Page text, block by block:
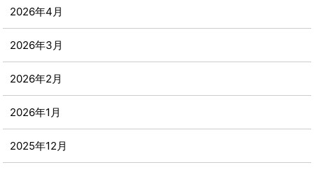
2026年4月
2026年3月
2026年2月
2026年1月
2025年12月